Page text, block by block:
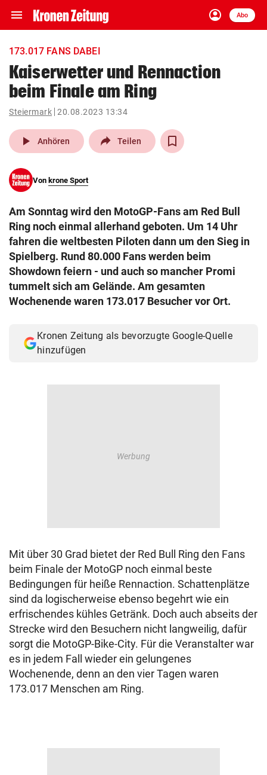
menu Navigation
ein-/ausklappen
account_circle
Anmelden
Abo
close Schließen
account_circle Anmelden
pin_drop
Wien arrow_right
search
eingeben
Muthgasse 2, 1190 Wien
173.017 FANS DABEI
Kaiserwetter und Rennaction
beim Finale am Ring
Steiermark 20.08.2023 13:34
play_arrow Anhören Teilen
Von krone Sport
Am Sonntag wird den MotoGP-Fans am Red Bull
Ring noch einmal allerhand geboten. Um 14 Uhr
fahren die weltbesten Piloten dann um den Sieg in
Spielberg. Rund 80.000 Fans werden beim
Showdown feiern - und auch so mancher Promi
tummelt sich am Gelände. Am gesamten
Wochenende waren 173.017 Besucher vor Ort.
Kronen Zeitung als bevorzugte Google-Quelle
hinzufügen
Mit über 30 Grad bietet der Red Bull Ring den Fans
beim Finale der MotoGP noch einmal beste
Bedingungen für heiße Rennaction. Schattenplätze
sind da logischerweise ebenso begehrt wie ein
erfrischendes kühles Getränk. Doch auch abseits der
Strecke wird den Besuchern nicht langweilig, dafür
sorgt die MotoGP-Bike-City. Für die Veranstalter war
es in jedem Fall wieder ein gelungenes
Wochenende, denn an den vier Tagen waren
173.017 Menschen am Ring.